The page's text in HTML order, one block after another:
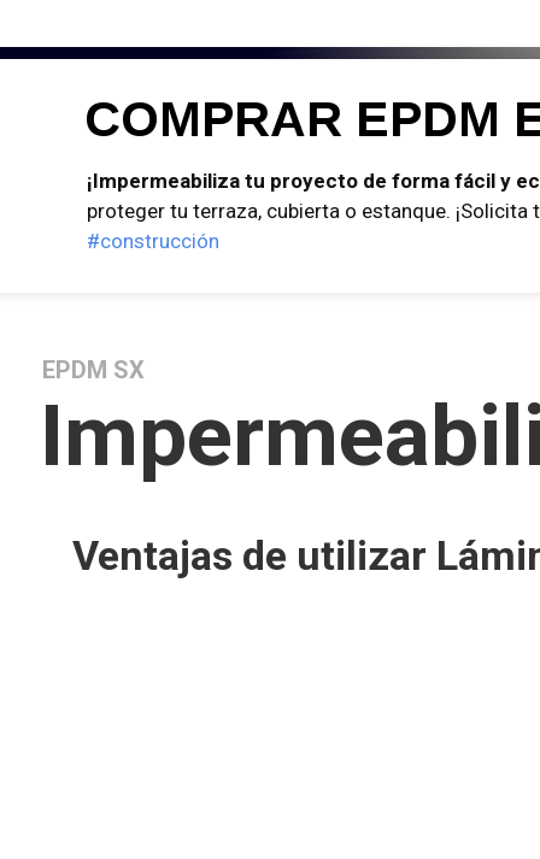
COMPRAR EPDM
¡Impermeabiliza tu proyecto de forma fácil y
proteger tu terraza, cubierta o estanque. ¡Solicita
#construcción
EPDM SX
Ventajas de utilizar